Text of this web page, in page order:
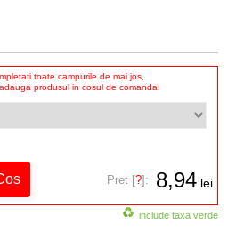
toate campurile de mai jos,
produsul in cosul de comanda!
Pret [?]: 8,94 lei
include taxa verde